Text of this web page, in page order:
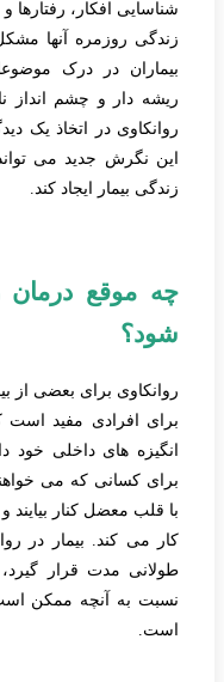
شناسایی افکار، رفتارها
زندگی روزمره آنها
بیماران در درک
ریشه دار و چشم انداز
روانکاوی در اتخاذ یک
این نگرش جدید می
زندگی بیمار ایجاد کند.
چه موقع درمان
شود؟
روانکاوی برای بعضی از
برای افرادی مفید
انگیزه های داخلی خود
برای کسانی که می
با قلب معضل کنار
کار می کند. بیمار در
طولانی مدت قرار
نسبت به آنچه ممکن
است.